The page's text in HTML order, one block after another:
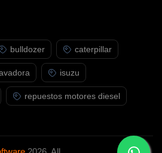
bulldozer caterpillar
isuzu
repuestos motores diesel